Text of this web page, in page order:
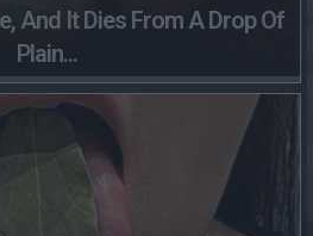
And It Dies From A Drop Of
Plain...